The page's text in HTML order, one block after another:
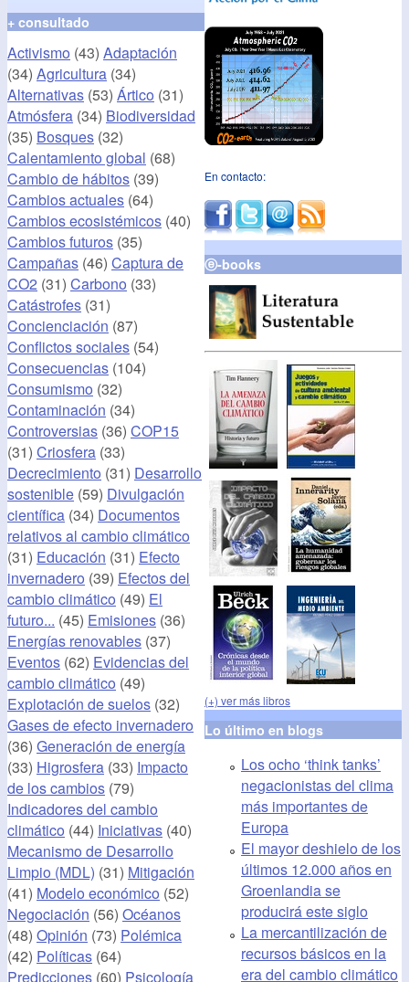
+ consultado
Activismo (43) Adaptación
(34) Agricultura (34)
Alternativas (53) Ártico (31)
Atmósfera (34) Biodiversidad
(35) Bosques (32)
Calentamiento global (68)
Cambio de hábitos (39)
Cambios actuales (64)
Cambios ecosistémicos (40)
Cambios futuros (35)
Campañas (46) Captura de
CO2 (31) Carbono (33)
Catástrofes (31)
Concienciación (87)
Conflictos sociales (54)
Consecuencias (104)
Consumismo (32)
Contaminación (34)
Controversias (36) COP15
(31) Criosfera (33)
Decrecimiento (31) Desarrollo
sostenible (59) Divulgación
científica (34) Documentos
relativos al cambio climático
(31) Educación (31) Efecto
invernadero (39) Efectos del
cambio climático (49) El
futuro... (45) Emisiones (36)
Energías renovables (37)
Eventos (62) Evidencias del
cambio climático (49)
Explotación de suelos (32)
Gases de efecto invernadero
(36) Generación de energía
(33) Higrosfera (33) Impacto
de los cambios (79)
Indicadores del cambio
climático (44) Iniciativas (40)
Mecanismo de Desarrollo
Limpio (MDL) (31) Mitigación
(41) Modelo económico (52)
Negociación (56) Océanos
(48) Opinión (73) Polémica
(42) Políticas (64)
Predicciones (60) Psicología
En contacto:
ⓔ-books
(+) ver más libros
Lo último en blogs
Los ocho ‘think tanks’
negacionistas del clima
más importantes de
Europa
El mayor deshielo de los
últimos 12.000 años en
Groenlandia se
producirá este siglo
La mercantilización de
recursos básicos en la
era del cambio climático